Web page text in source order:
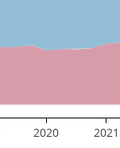
2020 2021